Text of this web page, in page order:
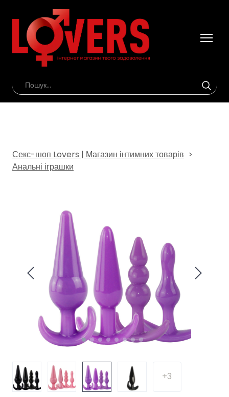
Секс-шоп Lovers | Магазин інтимних товарів
Анальні іграшки
+3